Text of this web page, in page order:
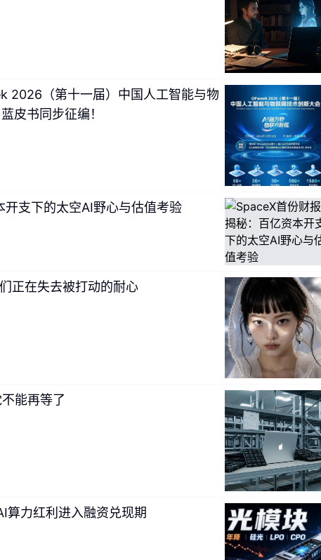
组的共识是，下一步必须是协作方式和基础设施的重新设计。这
的能力放大几倍、十倍甚至百倍，然后这种新的工作方式像涟漪
论是红杉与Block提出的从层级到智能的信息结构视角3 ，还是麦肯
学术界基于科斯交易成本理论的组织边界分析，大多从自上而下的
变。
下而上涌现的分析框架。我们想回答的是一个不同的问题：组织
AI 转型和AI 原生常常被视为两个截
大惯性中的艰难改造，另一边是新创团队在白纸上的全新构建。之
个问题、两套框架，认为一家AI转型企业如果真的想推进AI变革，
团队。
织拉近到人，会发现成熟企业的AI转型和初创团队的AI原生，都
2026（第十一届）中国人工智能与物
皮书同步征编！
支下的太空AI野心与估值考验
正在失去被打动的耐心
能再等了
算力红利进入融资兑现期